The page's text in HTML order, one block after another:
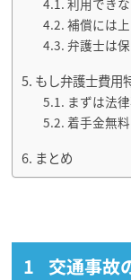
補償には
弁護士は
もし弁護士費用
まずは法
着手金無
まとめ
交通事故